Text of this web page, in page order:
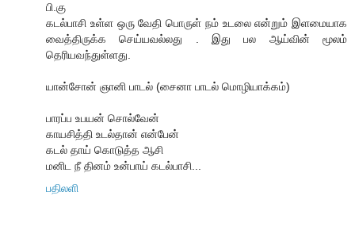
பி.கு
கடல்பாசி உள்ள ஒரு வேதி பொருள் நம் உடலை என்றும் இளமையாக
வைத்திருக்க செய்யவல்லது . இது பல ஆய்வின் மூலம்
தெரியவந்துள்ளது.
யான்சோன் ஞானி பாடல் (சைனா பாடல் மொழியாக்கம்)
பாரப்ப உபயன் சொல்வேன்
காயசித்தி உடல்தான் என்பேன்
கடல் தாய் கொடுத்த ஆசி
மனிட நீ தினம் உன்பாய் கடல்பாசி...
பதிலளி